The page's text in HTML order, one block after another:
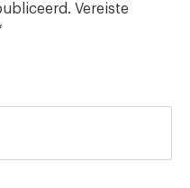
Vereiste